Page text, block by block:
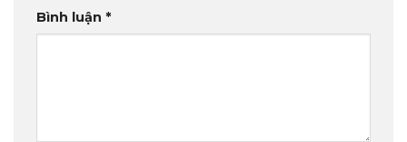
Bình luận *